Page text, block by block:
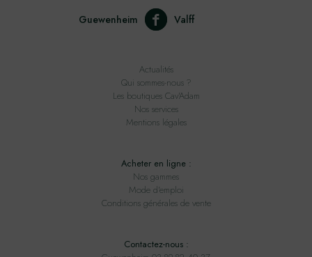
Guewenheim Valff
Actualités
Qui sommes-nous ?
Les boutiques Cav'Adam
Nos services
Mentions légales
Acheter en ligne :
Nos gammes
Mode d'emploi
Conditions générales de vente
Contactez-nous :